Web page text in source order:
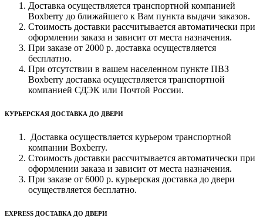
Доставка осуществляется транспортной компанией
Boxberry до ближайшего к Вам пункта выдачи заказов.
Стоимость доставки рассчитывается автоматически при
оформлении заказа и зависит от места назначения.
При заказе от 2000 р. доставка осуществляется
бесплатно.
При отсутствии в вашем населенном пункте ПВЗ
Boxberry доставка осуществляется транспортной
компанией СДЭК или Почтой России.
КУРЬЕРСКАЯ ДОСТАВКА ДО ДВЕРИ
Доставка осуществляется курьером транспортной
компании Boxberry.
Стоимость доставки рассчитывается автоматически при
оформлении заказа и зависит от места назначения.
При заказе от 6000 р. курьерская доставка до двери
осуществляется бесплатно.
EXPRESS ДОСТАВКА ДО ДВЕРИ